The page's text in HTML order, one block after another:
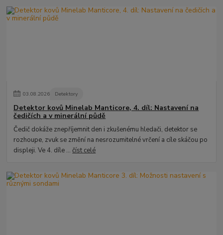
03.08.2026 Detektory
Detektor kovů Minelab Manticore, 4. díl: Nastavení na
čedičích a v minerální půdě
Čedič dokáže znepříjemnit den i zkušenému hledači, detektor se
rozhoupe, zvuk se změní na nesrozumitelné vrčení a cíle skáčou po
displeji. Ve 4. díle ...číst celé